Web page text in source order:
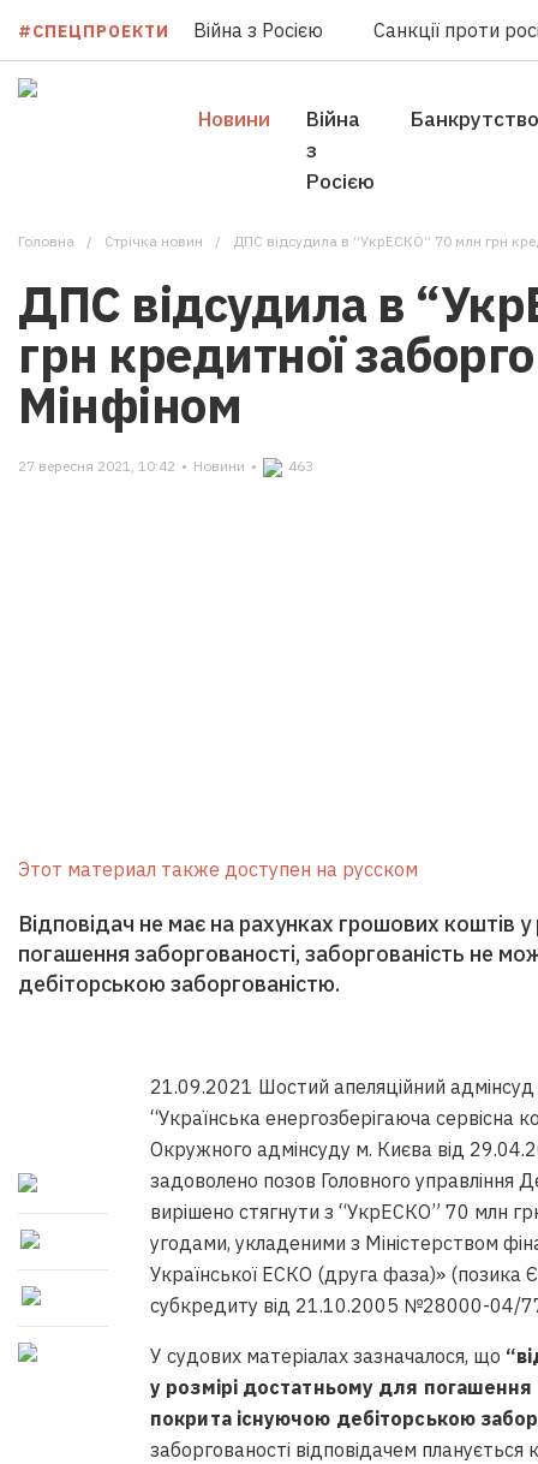
#СПЕЦПРОЕКТИ Війна з Росією Санкції проти
Новини
Війна
з
Росією
Банкрутство
Головна Стрічка новин ДПС відсудила в “УкрЕСКО” 70 млн грн
ДПС відсудила в
грн кредитної
Мінфіном
27 вересня 2021, 10:42 • Новини • 463
Этот материал также доступен на русском
Відповідач не має на рахунках грошових коштів
погашення заборгованості, заборгованість не
дебіторською заборгованістю.
21.09.2021 Шостий апеляційний
“Українська енергозберігаюча сервісна
Окружного адмінсуду м. Києва від
задоволено позов Головного управління
вирішено стягнути з “УкрЕСКО” 70 млн
угодами, укладеними з Міністерством
Української ЕСКО (друга фаза)» (позика
субкредиту від 21.10.2005 №28000-04/
У судових матеріалах зазначалося, що
у розмірі достатньому для
покрита існуючою дебіторською
заборгованості відповідачем